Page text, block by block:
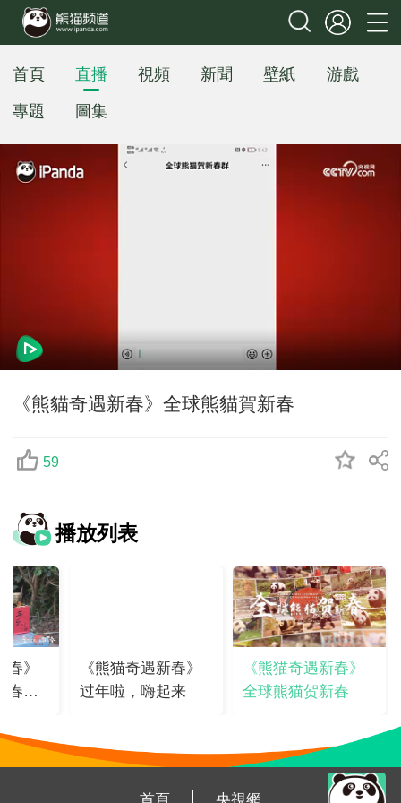
首頁 直播 視頻 新聞 壁紙
游戲
專題
圖集
《熊貓奇遇新春》全球熊貓賀新春
59
播放列表
》
春丰
《熊猫奇遇新春》
过年啦，嗨起来
《熊猫奇遇新春》
全球熊猫贺新春